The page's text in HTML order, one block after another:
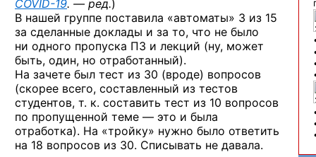
COVID-19. — ред.)
В нашей группе поставила «автоматы» 3 из 15
за сделанные доклады и за то, что не было
ни одного пропуска ПЗ и лекций (ну, может
быть, один, но отработанный).
На зачете был тест из 30 (вроде) вопросов
(скорее всего, составленный из тестов
студентов, т. к. составить тест из 10 вопросов
по пропущенной теме — это и была
отработка). На «тройку» нужно было ответить
на 18 вопросов из 30. Списывать не давала.